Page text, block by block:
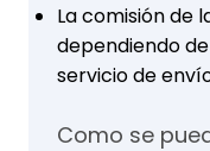
La comisión de
dependiendo
servicio de
Como se